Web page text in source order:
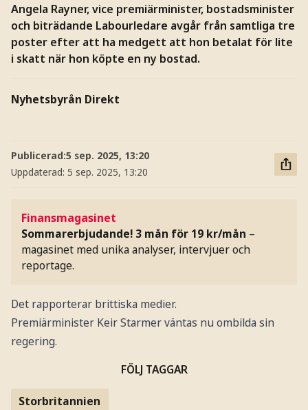
Angela Rayner, vice premiärminister, bostadsminister
och biträdande Labourledare avgår från samtliga tre
poster efter att ha medgett att hon betalat för lite
i skatt när hon köpte en ny bostad.
Nyhetsbyrån Direkt
Publicerad:5 sep. 2025, 13:20
Uppdaterad: 5 sep. 2025, 13:20
Finansmagasinet
Sommarerbjudande! 3 mån för 19 kr/mån –
magasinet med unika analyser, intervjuer och
reportage.
Det rapporterar brittiska medier.
Premiärminister Keir Starmer väntas nu ombilda sin
regering.
FÖLJ TAGGAR
Storbritannien